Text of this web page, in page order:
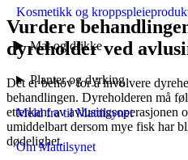
Kosmetikk og
Mat og drikke
Planter og dyrking
Meld fra til Mattilsynet
Om Mattilsynet
Vurdere
dyreholder ved
Det er behov for å involvere
behandlingen. Dyreholderen må
etterkant av avlusingsoperasjonen
umiddelbart dersom mye fisk har
dødelighet.